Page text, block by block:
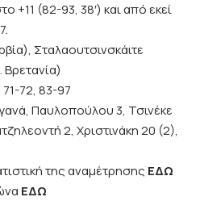
+11 (82-93, 38′) και από εκεί
Σταλαουτσινσκάιτε
72, 83-97
Παυλοπούλου 3, Τσινέκε
2, Χριστινάκη 20 (2),
της αναμέτρησης ΕΔΩ
ΕΔΩ